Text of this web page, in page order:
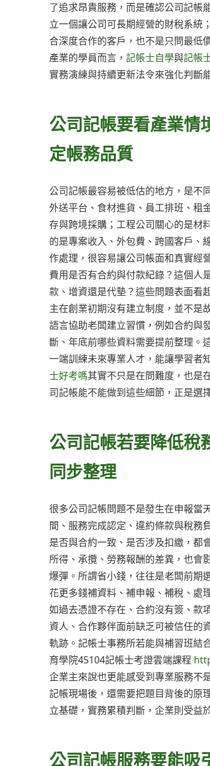
了追求昂貴服務，而是確認公司記帳
立一個讓公司可長期經營的財稅系統
合深度合作的客戶，也不是只問最低
產業的學員而言， 記帳士自學與記帳
實務演練與持續更新法令來強化判斷
公司記帳要看產業情
定帳務品質
公司記帳最容易被低估的地方，是不
外送平台、食材進貨、員工排班、租
存與跨境採購；工程公司關心的是材
的是專案收入、外包費、跨國客戶、
作處理，很容易讓公司帳面和真實經
費用是否有合約與付款紀錄？這個人
款、增資還是代墊？這些問題表面看
主在創業初期沒有建立制度，並不是
語言協助老闆建立習慣，例如合約與
斷、年底前哪些資料需要提前整理。
一端訓練未來專業人才，能讓學習者
士好考嗎其實不只是在問難度，也是
司記帳能不能做到這些細節，正是選
公司記帳若要降低稅
同步整理
很多公司記帳問題不是發生在申報當
間、服務完成認定、違約條款與稅務
是否與合約一致、是否涉及扣繳，都
所得、承攬、勞務報酬的差異，也會
爆彈。所謂省小錢，往往是老闆前期
花更多錢補資料、補申報、補稅、處
如過去憑證不存在、合約沒有簽、款
資人、合作夥伴面前缺乏可被信任的
軌跡。記帳士事務所若能與補習班結
育學院45104記帳士考證雲端課程
企業主來說也更能感受到專業服務不
記帳現場後，還需要把題目背後的原
立基礎，實務累積判斷，企業則受益
公司記帳服務要能吸